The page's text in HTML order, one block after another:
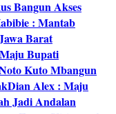
Bangun Akses
: Mantab
Barat
Bupati
Kuto Mbangun
Dian Alex : Maju
Jadi Andalan